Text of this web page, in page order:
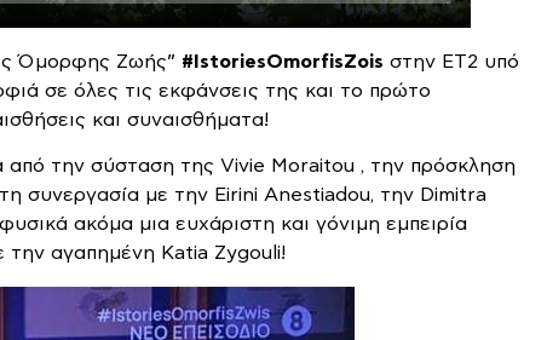
Όμορφης Ζωής” #IstoriesOmorfisZois στην ΕΤ2 υπό
σε όλες τις εκφάνσεις της και το πρώτο
και συναισθήματα!
από την σύσταση της Vivie Moraitou , την πρόσκληση
συνεργασία με την Eirini Anestiadou, την Dimitra
ακόμα μια ευχάριστη και γόνιμη εμπειρία
την αγαπημένη Katia Zygouli!